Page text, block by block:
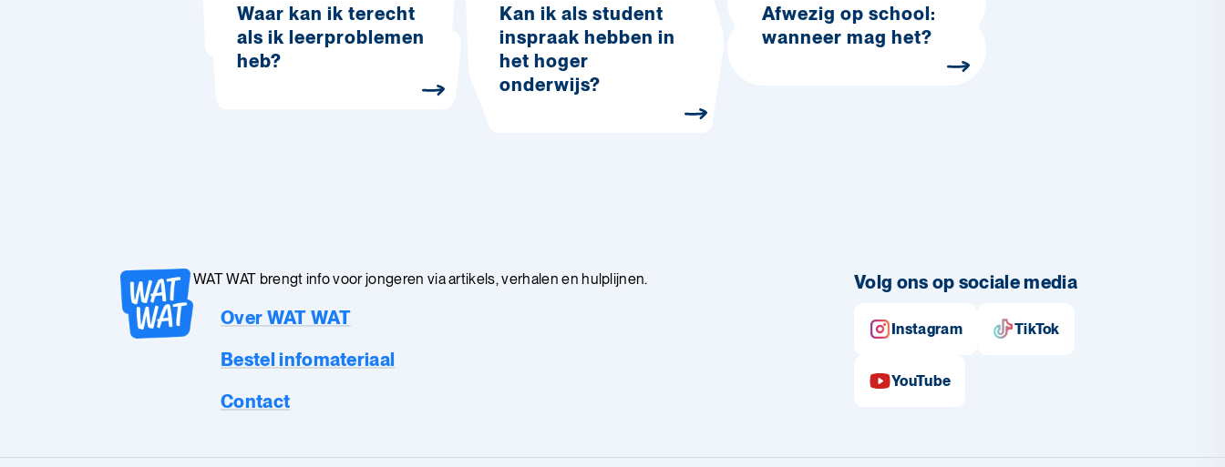
Waar kan ik terecht
als ik leerproblemen
heb?
Kan ik als student
inspraak hebben in
het hoger
onderwijs?
Afwezig op school:
wanneer mag het?
WAT WAT brengt info voor jongeren via artikels, verhalen en hulplijnen.
Over WAT WAT
Bestel infomateriaal
Contact
Volg ons op sociale media
Instagram TikTok
YouTube